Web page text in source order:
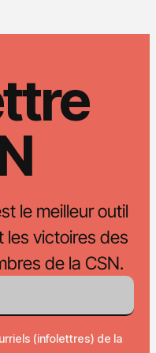
le meilleur outil
les victoires des
de la CSN.
(infolettres) de la